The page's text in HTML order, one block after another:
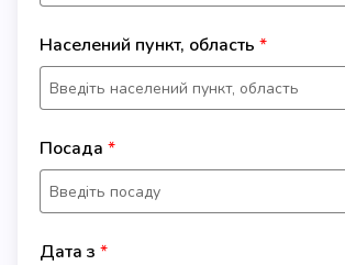
Населений пункт, область
Посада
Дата з